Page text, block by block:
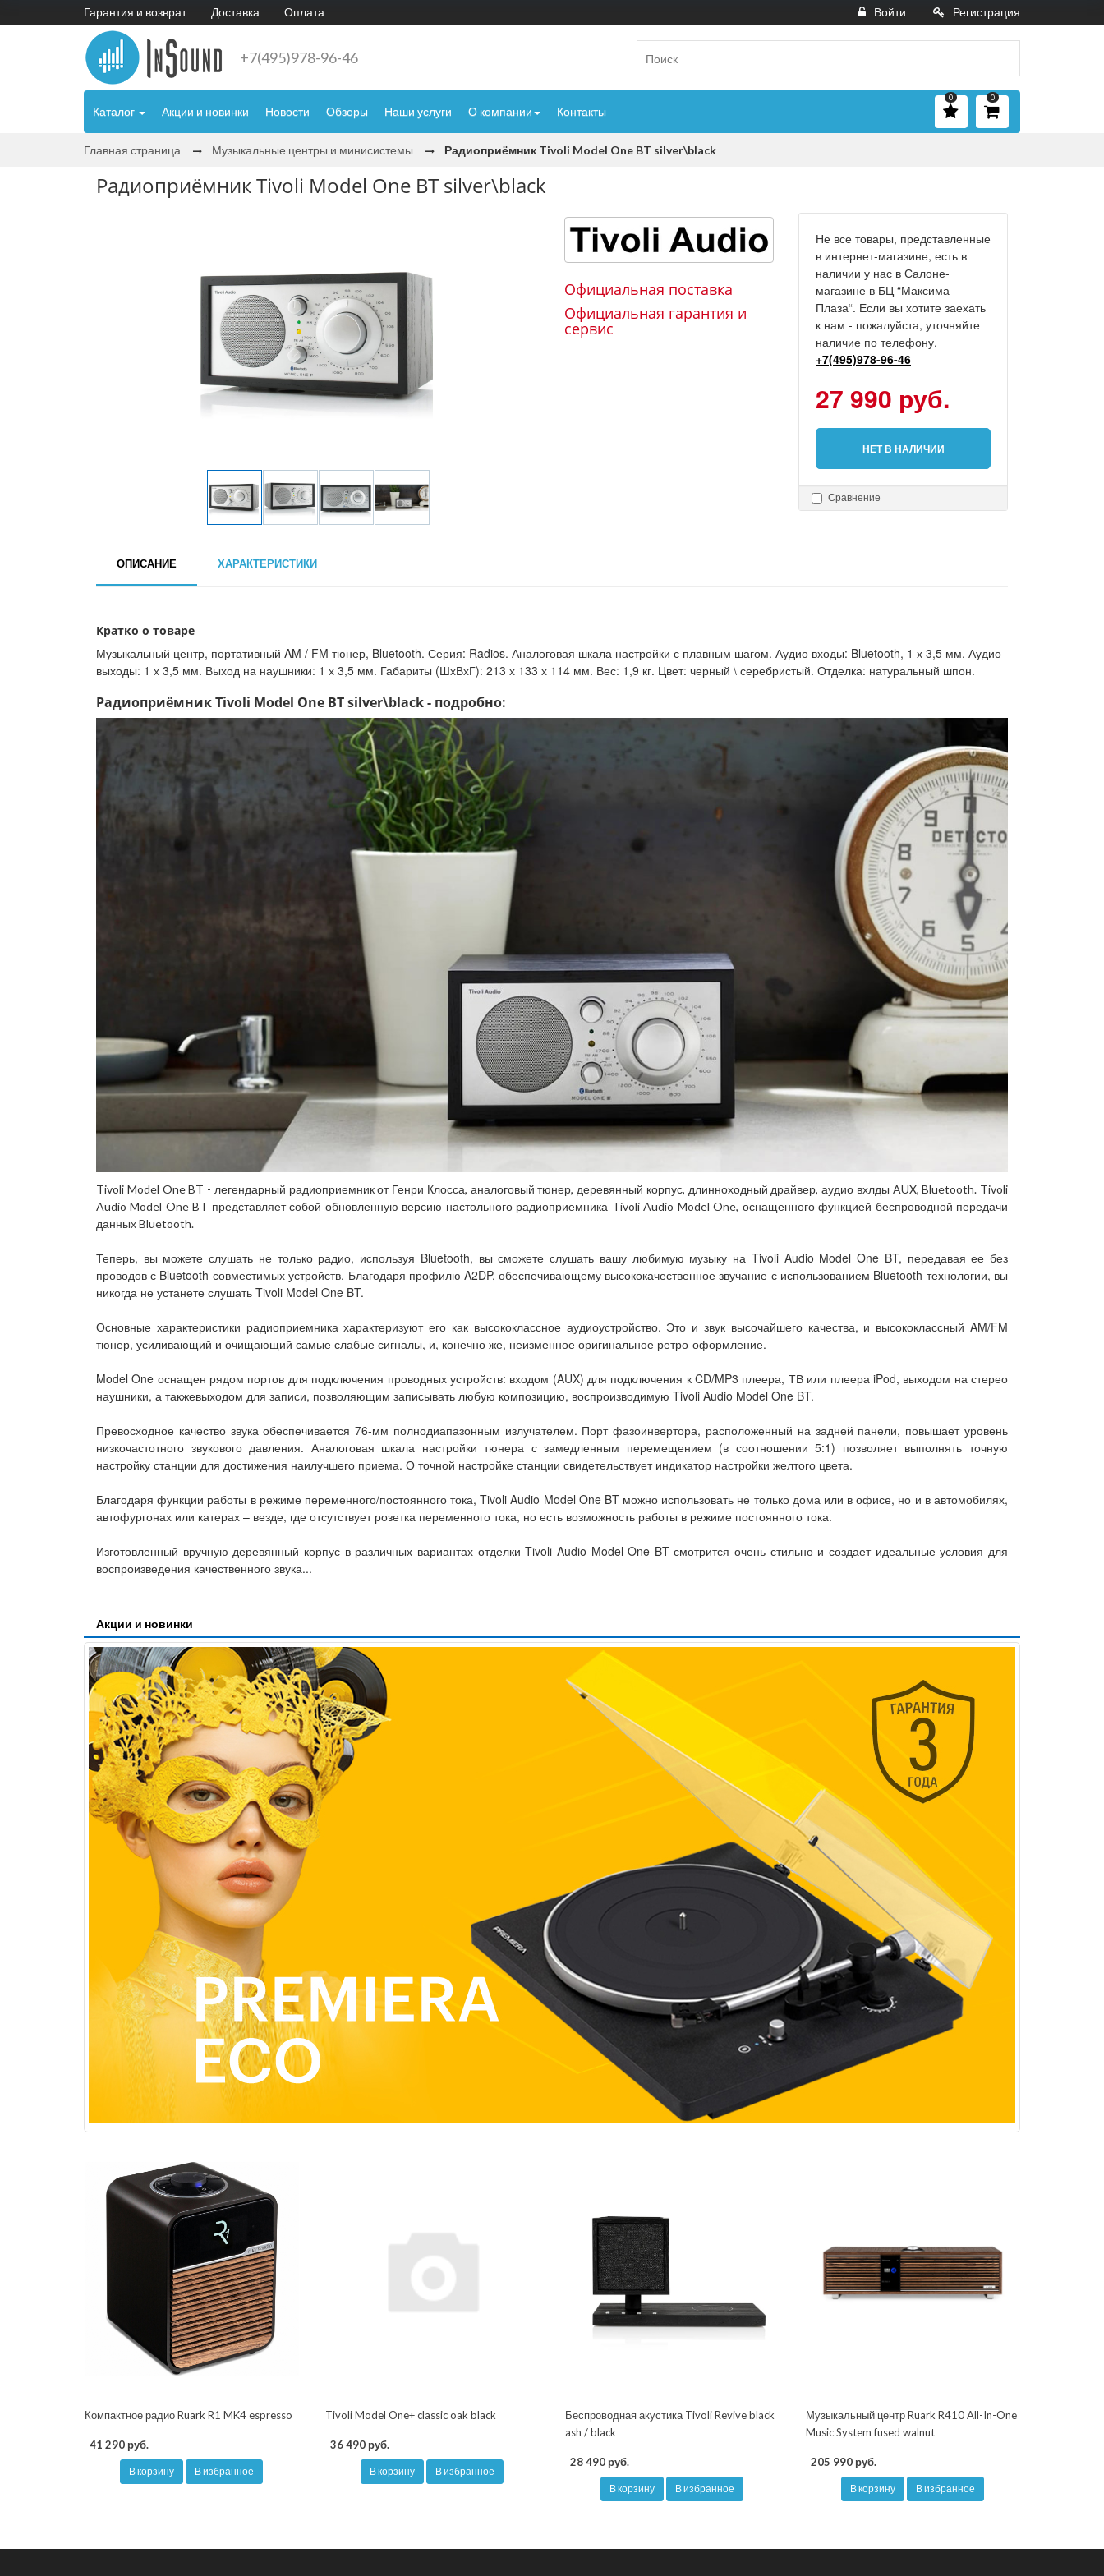
Гарантия и возврат Доставка Оплата Войти Регистрация
+7(495)978-96-46
Каталог Акции и новинки Новости Обзоры Наши услуги О компании Контакты
0
0
Главная страница Музыкальные центры и минисистемы Радиоприёмник Tivoli Model One BT silver\black
Радиоприёмник Tivoli Model One BT silver\black
Не все товары, представленные
в интернет-магазине, есть в
наличии у нас в Салоне-
магазине в БЦ “Максима
Плаза“. Если вы хотите заехать
к нам - пожалуйста, уточняйте
наличие по телефону.
+7(495)978-96-46
27 990 руб.
НЕТ В НАЛИЧИИ
Сравнение
Официальная поставка
Официальная гарантия и
сервис
ОПИСАНИЕ ХАРАКТЕРИСТИКИ
Кратко о товаре
Музыкальный центр, портативный AM / FM тюнер, Bluetooth. Серия: Radios. Аналоговая шкала настройки с плавным шагом. Аудио входы: Bluetooth, 1 х 3,5 мм. Аудио
выходы: 1 х 3,5 мм. Выход на наушники: 1 х 3,5 мм. Габариты (ШхВхГ): 213 х 133 х 114 мм. Вес: 1,9 кг. Цвет: черный \ серебристый. Отделка: натуральный шпон.
Радиоприёмник Tivoli Model One BT silver\black - подробно:
Tivoli Model One BT - легендарный радиоприемник от Генри Клосса, аналоговый тюнер, деревянный корпус, длинноходный драйвер, аудио вхлды AUX, Bluetooth. Tivoli
Audio Model One BT представляет собой обновленную версию настольного радиоприемника Tivoli Audio Model One, оснащенного функцией беспроводной передачи
данных Bluetooth.
Теперь, вы можете слушать не только радио, используя Bluetooth, вы сможете слушать вашу любимую музыку на Tivoli Audio Model One BT, передавая ее без
проводов с Bluetooth-совместимых устройств. Благодаря профилю A2DP, обеспечивающему высококачественное звучание с использованием Bluetooth-технологии, вы
никогда не устанете слушать Tivoli Model One BT.
Основные характеристики радиоприемника характеризуют его как высококлассное аудиоустройство. Это и звук высочайшего качества, и высококлассный AM/FM
тюнер, усиливающий и очищающий самые слабые сигналы, и, конечно же, неизменное оригинальное ретро-оформление.
Model One оснащен рядом портов для подключения проводных устройств: входом (AUX) для подключения к CD/MP3 плеера, ТВ или плеера iPod, выходом на стерео
наушники, а такжевыходом для записи, позволяющим записывать любую композицию, воспроизводимую Tivoli Audio Model One BT.
Превосходное качество звука обеспечивается 76-мм полнодиапазонным излучателем. Порт фазоинвертора, расположенный на задней панели, повышает уровень
низкочастотного звукового давления. Аналоговая шкала настройки тюнера с замедленным перемещением (в соотношении 5:1) позволяет выполнять точную
настройку станции для достижения наилучшего приема. О точной настройке станции свидетельствует индикатор настройки желтого цвета.
Благодаря функции работы в режиме переменного/постоянного тока, Tivoli Audio Model One BT можно использовать не только дома или в офисе, но и в автомобилях,
автофургонах или катерах – везде, где отсутствует розетка переменного тока, но есть возможность работы в режиме постоянного тока.
Изготовленный вручную деревянный корпус в различных вариантах отделки Tivoli Audio Model One BT смотрится очень стильно и создает идеальные условия для
воспроизведения качественного звука...
Акции и новинки
Компактное радио Ruark R1 MK4 espresso
41 290 руб.
В корзину В избранное
Tivoli Model One+ classic oak black
36 490 руб.
В корзину В избранное
Беспроводная акустика Tivoli Revive black
ash / black
28 490 руб.
В корзину В избранное
Музыкальный центр Ruark R410 All-In-One
Music System fused walnut
205 990 руб.
В корзину В избранное